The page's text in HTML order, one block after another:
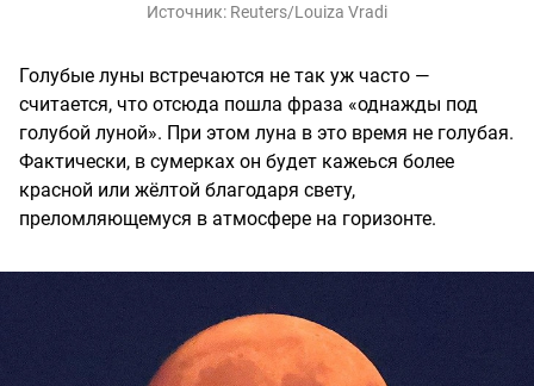
Источник: Reuters/Louiza Vradi
Голубые луны встречаются не так уж часто —
считается, что отсюда пошла фраза «однажды под
голубой луной». При этом луна в это время не голубая.
Фактически, в сумерках он будет кажеься более
красной или жёлтой благодаря свету,
преломляющемуся в атмосфере на горизонте.